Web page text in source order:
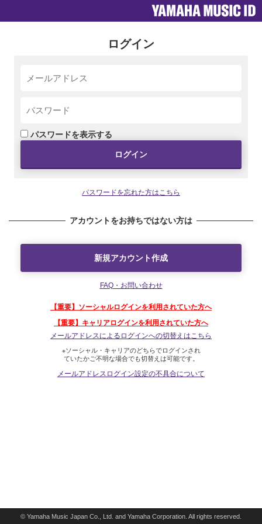
ログイン
パスワードを表示する
ログイン
パスワードを忘れた方はこちら
アカウントをお持ちではない方は
新規アカウント作成
FAQ・お問い合わせ
【重要】ソーシャルログインを利用されていた方へ
【重要】キャリアログインを利用されていた方へ
メールアドレスによるログインへの切替えはこちら
※ソーシャル・キャリアのどちらでログインされ
ていたかご不明な場合でも切替えは可能です。
メールアドレスログイン設定の不具合について
© Yamaha Music Japan Co., Ltd. and Yamaha Corporation. All rights reserved.